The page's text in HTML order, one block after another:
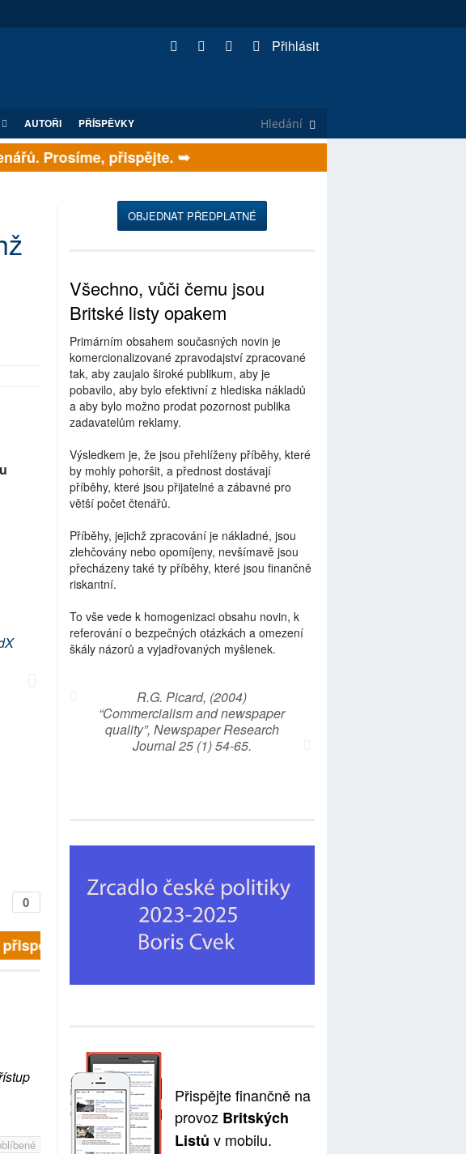
Přihlásit
AUTOŘI PŘÍSPĚVKY
Prosíme, přispějte. ➥
0
➥
OBJEDNAT PŘEDPLATNÉ
Všechno, vůči čemu jsou
Britské listy opakem
Primárním obsahem současných novin je
komercionalizované zpravodajství zpracované
tak, aby zaujalo široké publikum, aby je
pobavilo, aby bylo efektivní z hlediska nákladů
a aby bylo možno prodat pozornost publika
zadavatelům reklamy.
Výsledkem je, že jsou přehlíženy příběhy, které
by mohly pohoršit, a přednost dostávají
příběhy, které jsou přijatelné a zábavné pro
větší počet čtenářů.
Příběhy, jejichž zpracování je nákladné, jsou
zlehčovány nebo opomíjeny, nevšímavě jsou
přecházeny také ty příběhy, které jsou finančně
riskantní.
To vše vede k homogenizaci obsahu novin, k
referování o bezpečných otázkách a omezení
škály názorů a vyjadřovaných myšlenek.
R.G. Picard, (2004)
“Commercialism and newspaper
quality”, Newspaper Research
Journal 25 (1) 54-65.
Přispějte finančně na
provoz Britských
Listů v mobilu.